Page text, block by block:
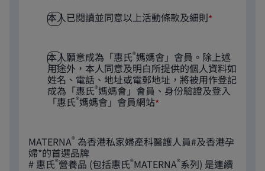
本人已閱讀並同意以上活動條款及細則*
本人願意成為「惠氏®媽媽會」會員。除上述
用途外，本人同意及明白所提供的個人資料如
姓名、電話、地址或電郵地址，將被用作登記
成為「惠氏®媽媽會」會員、身份驗證及登入
「惠氏®媽媽會」會員網站*
MATERNA® 為香港私家婦產科醫護人員#及香港孕
婦*的首選品牌
# 惠氏®營養品 (包括惠氏®MATERNA®系列) 是連續